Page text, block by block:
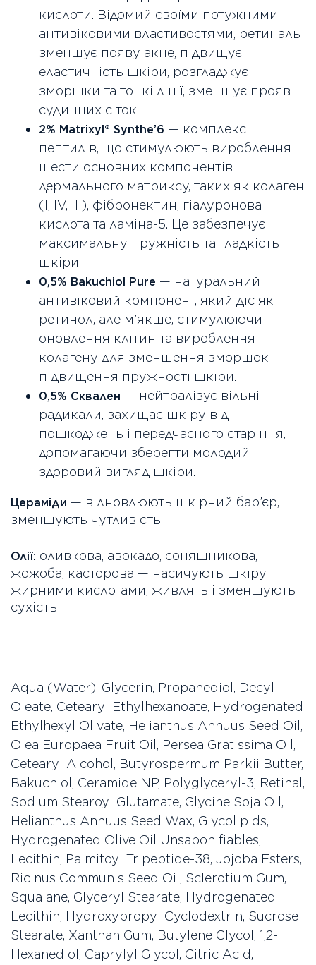
кислоти. Відомий своїми потужними
антивіковими властивостями, ретиналь
зменшує появу акне, підвищує
еластичність шкіри, розгладжує
зморшки та тонкі лінії, зменшує прояв
судинних сіток.
2% Matrixyl® Synthe’6 — комплекс
пептидів, що стимулюють вироблення
шести основних компонентів
дермального матриксу, таких як колаген
(l, lV, lll), фібронектин, гіалуронова
кислота та ламіна-5. Це забезпечує
максимальну пружність та гладкість
шкіри.
0,5% Bakuchiol Pure — натуральний
антивіковий компонент, який діє як
ретинол, але м’якше, стимулюючи
оновлення клітин та вироблення
колагену для зменшення зморшок і
підвищення пружності шкіри.
0,5% Сквален — нейтралізує вільні
радикали, захищає шкіру від
пошкоджень і передчасного старіння,
допомагаючи зберегти молодий і
здоровий вигляд шкіри.
Цераміди — відновлюють шкірний бар’єр,
зменшують чутливість
Олії: оливкова, авокадо, соняшникова,
жожоба, касторова — насичують шкіру
жирними кислотами, живлять і зменшують
сухість
Aqua (Water), Glycerin, Propanediol, Decyl
Oleate, Cetearyl Ethylhexanoate, Hydrogenated
Ethylhexyl Olivate, Helianthus Annuus Seed Oil,
Olea Europaea Fruit Oil, Persea Gratissima Oil,
Cetearyl Alcohol, Butyrospermum Parkii Butter,
Bakuchiol, Ceramide NP, Polyglyceryl-3, Retinal,
Sodium Stearoyl Glutamate, Glycine Soja Oil,
Helianthus Annuus Seed Wax, Glycolipids,
Hydrogenated Olive Oil Unsaponifiables,
Lecithin, Palmitoyl Tripeptide-38, Jojoba Esters,
Ricinus Communis Seed Oil, Sclerotium Gum,
Squalane, Glyceryl Stearate, Hydrogenated
Lecithin, Hydroxypropyl Cyclodextrin, Sucrose
Stearate, Xanthan Gum, Butylene Glycol, 1,2-
Hexanediol, Caprylyl Glycol, Citric Acid,